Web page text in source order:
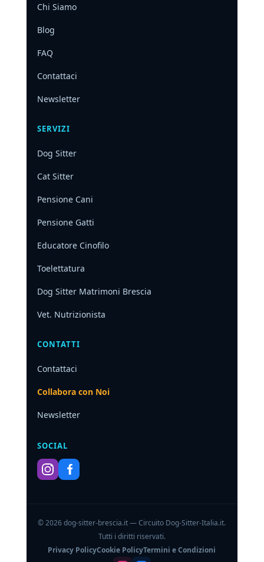
Chi Siamo
Blog
FAQ
Contattaci
Newsletter
SERVIZI
Dog Sitter
Cat Sitter
Pensione Cani
Pensione Gatti
Educatore Cinofilo
Toelettatura
Dog Sitter Matrimoni Brescia
Vet. Nutrizionista
CONTATTI
Contattaci
Collabora con Noi
Newsletter
SOCIAL
© 2026 dog-sitter-brescia.it — Circuito Dog-Sitter-Italia.it.
Tutti i diritti riservati.
Privacy PolicyCookie PolicyTermini e Condizioni